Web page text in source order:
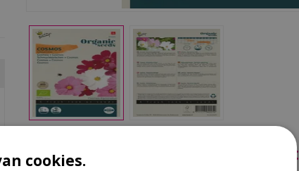
Kijk ook eens naar:
cookies.